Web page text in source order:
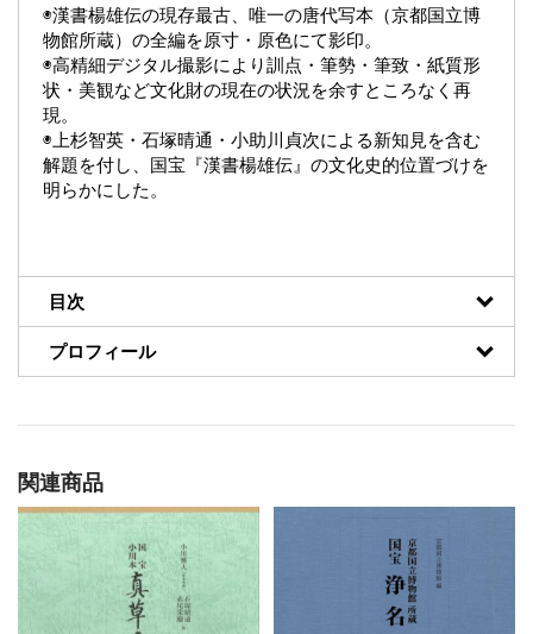
◉漢書楊雄伝の現存最古、唯一の唐代写本（京都国立博
物館所蔵）の全編を原寸・原色にて影印。
◉高精細デジタル撮影により訓点・筆勢・筆致・紙質形
状・美観など文化財の現在の状況を余すところなく再
現。
◉上杉智英・石塚晴通・小助川貞次による新知見を含む
解題を付し、国宝『漢書楊雄伝』の文化史的位置づけを
明らかにした。
目次
プロフィール
関連商品